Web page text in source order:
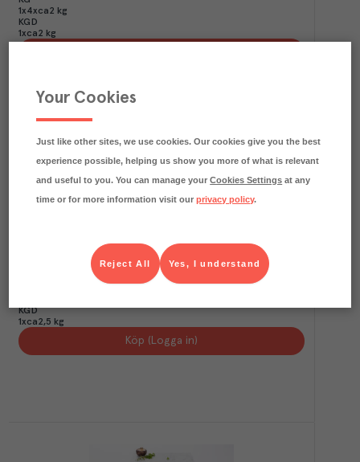
1x4xca2 kg
KGD
1xca2 kg
Sidfläsk Rimmat Skivat
Signal & Andersson Art.nr.
KGD
1xca2,5 kg
Köp (Logga in)
Your Cookies
Just like other sites, we use cookies. Our cookies give you the best
experience possible, helping us show you more of what is relevant
and useful to you. You can manage yourCookies Settings at any
time or for more information visit ourprivacy policy.
Yes, I understand
Reject All